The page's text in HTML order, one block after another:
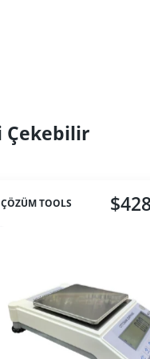
Çekebilir
0.01g Hassasiyet
Ayar Evi - Karat
ÇÖZÜM TOOLS